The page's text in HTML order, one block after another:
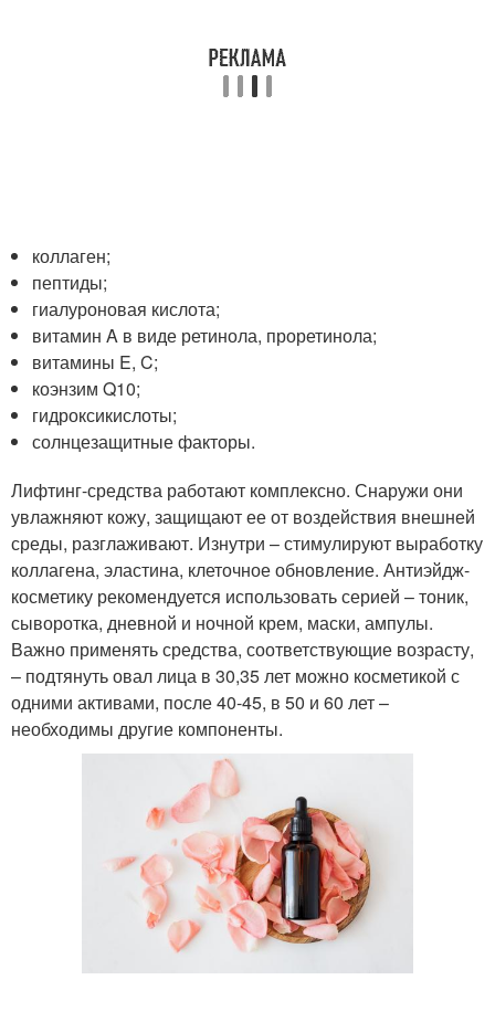
коллаген;
пептиды;
гиалуроновая кислота;
витамин A в виде ретинола, проретинола;
витамины E, C;
коэнзим Q10;
гидроксикислоты;
солнцезащитные факторы.
Лифтинг-средства работают комплексно. Снаружи они
увлажняют кожу, защищают ее от воздействия внешней
среды, разглаживают. Изнутри – стимулируют выработку
коллагена, эластина, клеточное обновление. Антиэйдж-
косметику рекомендуется использовать серией – тоник,
сыворотка, дневной и ночной крем, маски, ампулы.
Важно применять средства, соответствующие возрасту,
– подтянуть овал лица в 30,35 лет можно косметикой с
одними активами, после 40-45, в 50 и 60 лет –
необходимы другие компоненты.